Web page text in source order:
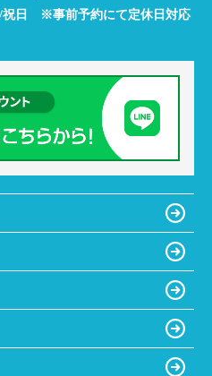
/祝日 ※事前予約にて定休日対応